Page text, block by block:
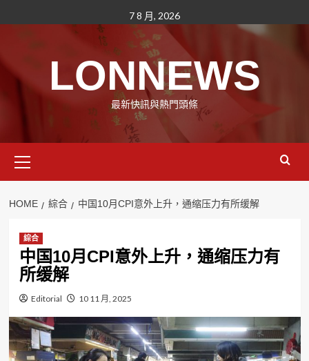
to
7 8 月, 2026
LONNEWS
最新快訊與熱門頭條
Menu
HOME 綜合 中国10月CPI意外上升，通缩压力有所缓解
綜合
中国10月CPI意外上升，通缩压力有
所缓解
Editorial 10 11 月, 2025